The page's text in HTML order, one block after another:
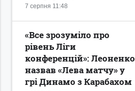
7 серпня 11:48
«Все зрозуміло про
рівень Ліги
конференцій»: Леоненко
назвав «Лева матчу» у
грі Динамо з Карабахом